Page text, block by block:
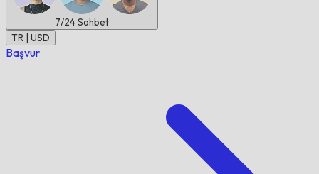
7/24Sohbet
TR | USD
Başvur